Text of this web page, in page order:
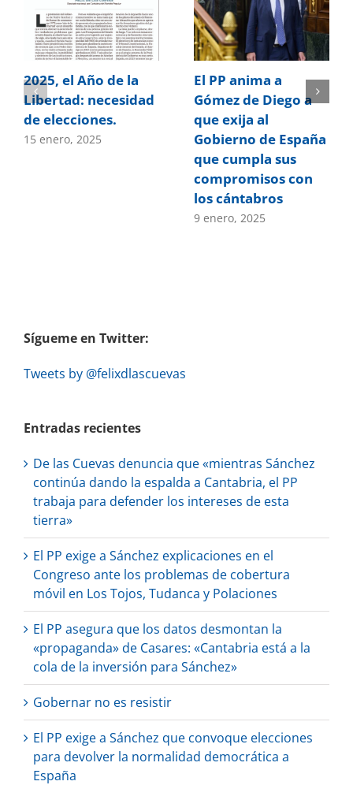
2025, el Año de la
Libertad: necesidad
de elecciones.
15 enero, 2025
El PP anima a
Gómez de Diego a
que exija al
Gobierno de España
que cumpla sus
compromisos con
los cántabros
9 enero, 2025
Sígueme en Twitter:
Tweets by @felixdlascuevas
Entradas recientes
De las Cuevas denuncia que «mientras Sánchez
continúa dando la espalda a Cantabria, el PP
trabaja para defender los intereses de esta
tierra»
El PP exige a Sánchez explicaciones en el
Congreso ante los problemas de cobertura
móvil en Los Tojos, Tudanca y Polaciones
El PP asegura que los datos desmontan la
«propaganda» de Casares: «Cantabria está a la
cola de la inversión para Sánchez»
Gobernar no es resistir
El PP exige a Sánchez que convoque elecciones
para devolver la normalidad democrática a
España